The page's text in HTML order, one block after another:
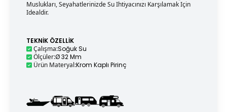
Muslukları, Seyahatlerinizde Su Ihtiyacınızı Karşılamak Için
Idealdir.
TEKNIK ÖZELLIK
Çalışma:Soğuk Su
Ölçüler:Ø 32 Mm
Ürün Materyal:Krom Kaplı Pirinç